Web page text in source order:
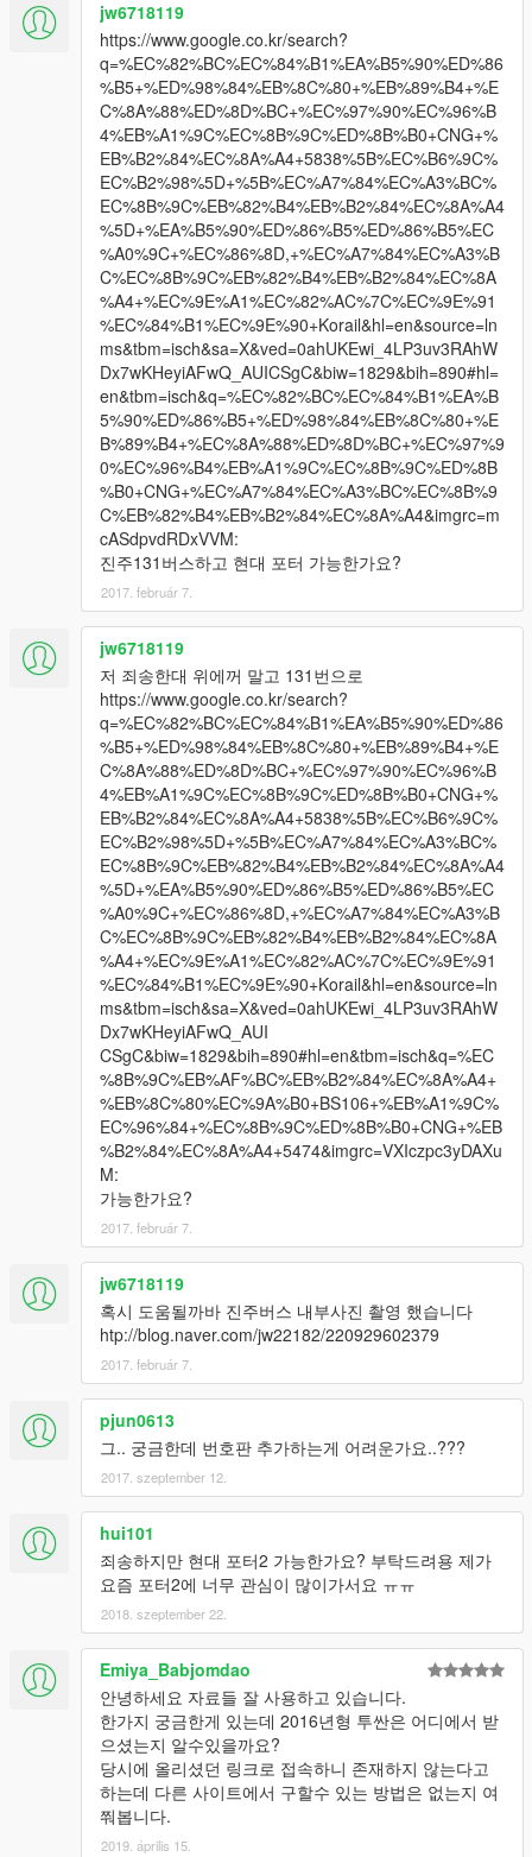
jw6718119
https://www.google.co.kr/search?
q=%EC%82%BC%EC%84%B1%EA%B5%90%ED%86
%B5+%ED%98%84%EB%8C%80+%EB%89%B4+%E
C%8A%88%ED%8D%BC+%EC%97%90%EC%96%B
4%EB%A1%9C%EC%8B%9C%ED%8B%B0+CNG+%
EB%B2%84%EC%8A%A4+5838%5B%EC%B6%9C%
EC%B2%98%5D+%5B%EC%A7%84%EC%A3%BC%
EC%8B%9C%EB%82%B4%EB%B2%84%EC%8A%A4
%5D+%EA%B5%90%ED%86%B5%ED%86%B5%EC
%A0%9C+%EC%86%8D,+%EC%A7%84%EC%A3%B
C%EC%8B%9C%EB%82%B4%EB%B2%84%EC%8A
%A4+%EC%9E%A1%EC%82%AC%7C%EC%9E%91
%EC%84%B1%EC%9E%90+Korail&hl=en&source=ln
ms&tbm=isch&sa=X&ved=0ahUKEwi_4LP3uv3RAhW
Dx7wKHeyiAFwQ_AUICSgC&biw=1829&bih=890#hl=
en&tbm=isch&q=%EC%82%BC%EC%84%B1%EA%B
5%90%ED%86%B5+%ED%98%84%EB%8C%80+%E
B%89%B4+%EC%8A%88%ED%8D%BC+%EC%97%9
0%EC%96%B4%EB%A1%9C%EC%8B%9C%ED%8B
%B0+CNG+%EC%A7%84%EC%A3%BC%EC%8B%9
C%EB%82%B4%EB%B2%84%EC%8A%A4&imgrc=m
cASdpvdRDxVVM:
진주131버스하고 현대 포터 가능한가요?
2017. február 7.
jw6718119
저 죄송한대 위에꺼 말고 131번으로
https://www.google.co.kr/search?
q=%EC%82%BC%EC%84%B1%EA%B5%90%ED%86
%B5+%ED%98%84%EB%8C%80+%EB%89%B4+%E
C%8A%88%ED%8D%BC+%EC%97%90%EC%96%B
4%EB%A1%9C%EC%8B%9C%ED%8B%B0+CNG+%
EB%B2%84%EC%8A%A4+5838%5B%EC%B6%9C%
EC%B2%98%5D+%5B%EC%A7%84%EC%A3%BC%
EC%8B%9C%EB%82%B4%EB%B2%84%EC%8A%A4
%5D+%EA%B5%90%ED%86%B5%ED%86%B5%EC
%A0%9C+%EC%86%8D,+%EC%A7%84%EC%A3%B
C%EC%8B%9C%EB%82%B4%EB%B2%84%EC%8A
%A4+%EC%9E%A1%EC%82%AC%7C%EC%9E%91
%EC%84%B1%EC%9E%90+Korail&hl=en&source=ln
ms&tbm=isch&sa=X&ved=0ahUKEwi_4LP3uv3RAhW
Dx7wKHeyiAFwQ_AUI
CSgC&biw=1829&bih=890#hl=en&tbm=isch&q=%EC
%8B%9C%EB%AF%BC%EB%B2%84%EC%8A%A4+
%EB%8C%80%EC%9A%B0+BS106+%EB%A1%9C%
EC%96%84+%EC%8B%9C%ED%8B%B0+CNG+%EB
%B2%84%EC%8A%A4+5474&imgrc=VXIczpc3yDAXu
M:
가능한가요?
2017. február 7.
jw6718119
혹시 도움될까바 진주버스 내부사진 촬영 했습니다
htp://blog.naver.com/jw22182/220929602379
2017. február 7.
pjun0613
그.. 궁금한데 번호판 추가하는게 어려운가요..???
2017. szeptember 12.
hui101
죄송하지만 현대 포터2 가능한가요? 부탁드려용 제가
요즘 포터2에 너무 관심이 많이가서요 ㅠㅠ
2018. szeptember 22.
Emiya_Babjomdao
안녕하세요 자료들 잘 사용하고 있습니다.
한가지 궁금한게 있는데 2016년형 투싼은 어디에서 받
으셨는지 알수있을까요?
당시에 올리셨던 링크로 접속하니 존재하지 않는다고
하는데 다른 사이트에서 구할수 있는 방법은 없는지 여
쭤봅니다.
2019. április 15.